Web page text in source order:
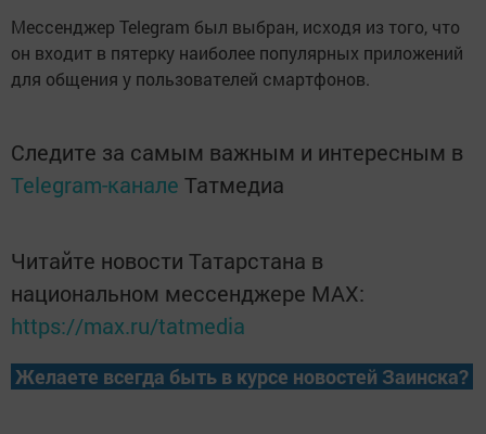
Мессенджер Telegram был выбран, исходя из того, что
он входит в пятерку наиболее популярных приложений
для общения у пользователей смартфонов.
Следите за самым важным и интересным в
Telegram-канале Татмедиа
Читайте новости Татарстана в
национальном мессенджере MАХ:
https://max.ru/tatmedia
Желаете всегда быть в курсе новостей Заинска?